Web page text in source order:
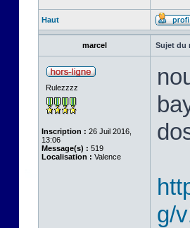
Haut
marcel Sujet du
Rulezzzz
Inscription : 26 Juil 2016,
13:06
Message(s) : 519
Localisation : Valence
g/